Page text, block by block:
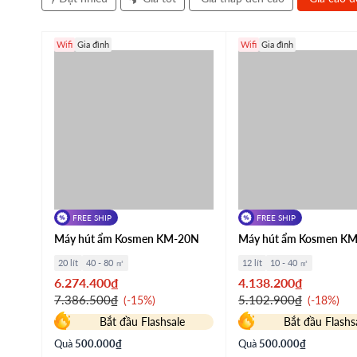
Wifi Gia đình
FREE SHIP
Máy hút ẩm Kosmen KM-20N
20 lít 40 - 80 ㎡
6.274.400₫
7.386.500₫
-15%
Bắt đầu Flashsale
Quà 500.000₫
Wifi Gia đình
FREE SHIP
Máy hút ẩm Kosmen
12 lít 10 - 40 ㎡
4.138.200₫
5.102.900₫
-18%
Bắt đầu
Quà 500.000₫